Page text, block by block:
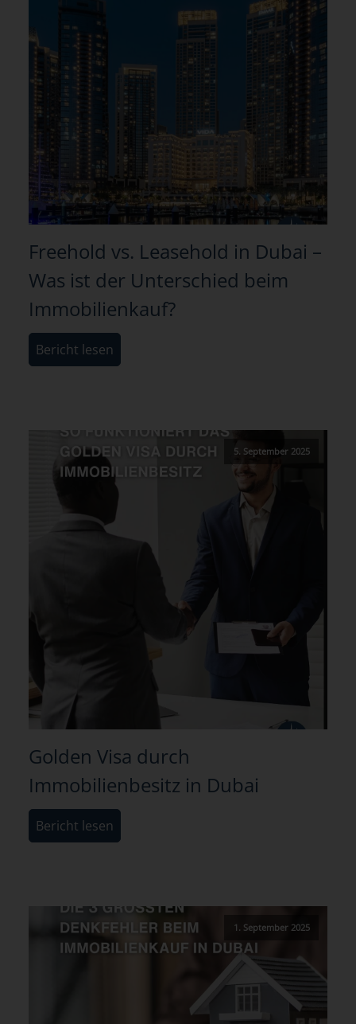
Freehold vs. Leasehold in Dubai –
Was ist der Unterschied beim
Immobilienkauf?
Bericht lesen
5. September 2025
Golden Visa durch
Immobilienbesitz in Dubai
Bericht lesen
1. September 2025